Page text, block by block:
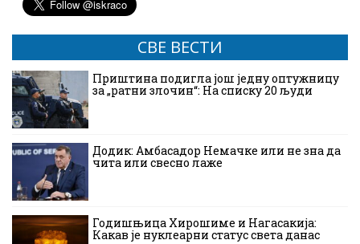
СВЕ ВЕСТИ
Приштина подигла још једну оптужницу
за „ратни злочин“: На списку 20 људи
Додик: Амбасадор Немачке или не зна да
чита или свесно лаже
Годишњица Хирошиме и Нагасакија:
Какав је нуклеарни статус света данас